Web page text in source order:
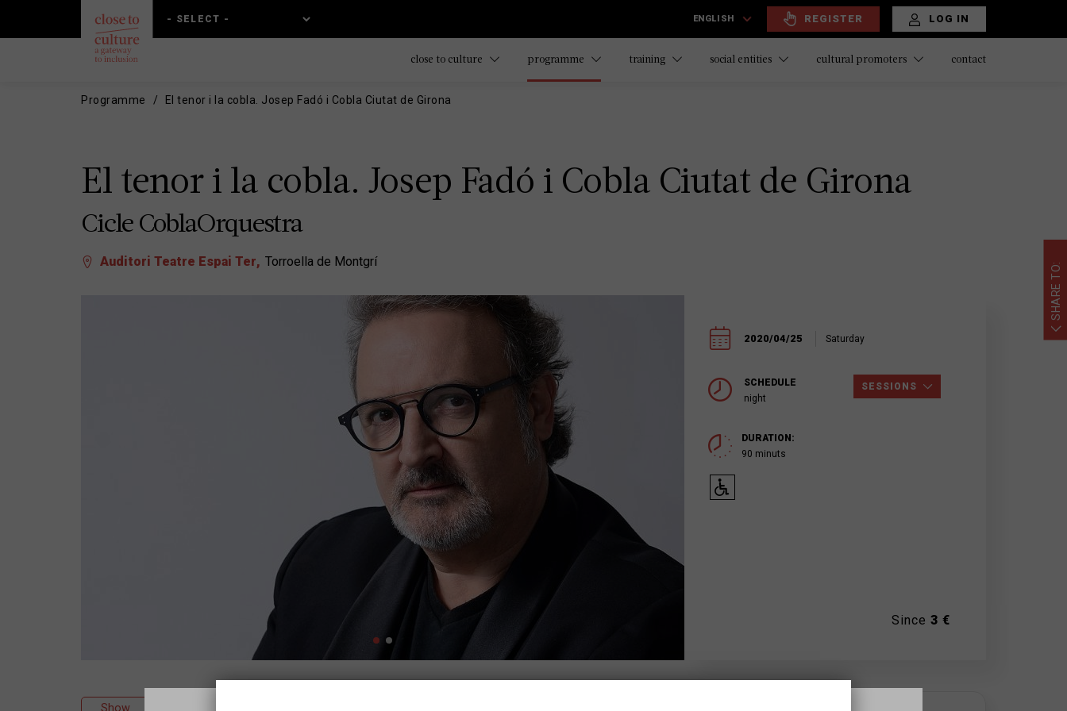
main
main
ENGLISH REGISTER LOG IN
close to culture programme training social entities cultural promoters contact
Programme El tenor i la cobla. Josep Fadó i Cobla Ciutat de Girona
El tenor i la cobla. Josep Fadó i Cobla Ciutat de Girona
Cicle CoblaOrquestra
Auditori Teatre Espai Ter Torroella de Montgrí
2020/04/25 Saturday
SCHEDULE
night
SESSIONS
DURATION:
90 minuts
Since 3 €
Show
SHARE TO: